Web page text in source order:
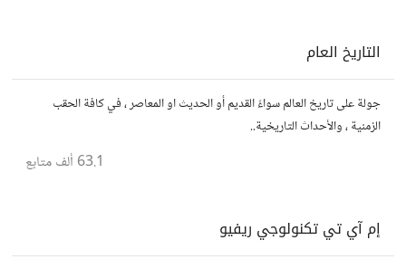
التاريخ العام
جولة على تاريخ العالم سواءً القديم أو الحديث او المعاصر ، في كافة الحقب
الزمنية ، والأحداث التاريخية..
63.1 ألف متابع
إم آي تي تكنولوجي ريفيو